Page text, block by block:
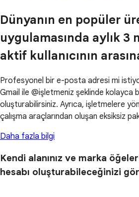
Dünyanın en popüler
uygulamasında aylık 3
aktif kullanıcının
Profesyonel bir e-posta adresi mi
Gmail ile @işletmeniz şeklinde kolayca
oluşturabilirsiniz. Ayrıca, işletmelere
çalışma araçlarından oluşan eksiksiz
Daha fazla bilgi
Kendi alanınız ve marka
hesabı oluşturabileceğinizi